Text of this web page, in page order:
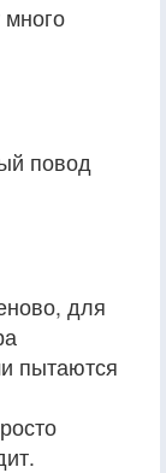
повод
для
пытаются